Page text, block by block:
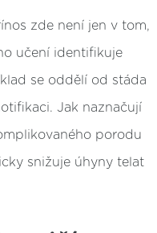
zde není jen v tom,
učení identifikuje
se oddělí od stáda
Jak naznačují
porodu
snižuje úhyny telat